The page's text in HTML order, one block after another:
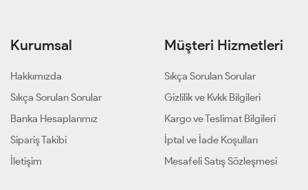
Kurumsal
Hakkımızda
Sıkça Sorulan Sorular
Banka Hesaplarımız
Sipariş Takibi
İletişim
Müşteri Hizmetleri
Sıkça Sorulan Sorular
Gizlilik ve Kvkk Bilgileri
Kargo ve Teslimat Bilgileri
İptal ve İade Koşulları
Mesafeli Satış Sözleşmesi